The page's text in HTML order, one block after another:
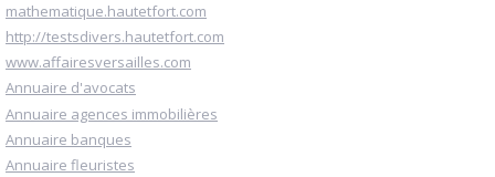
mathematique.hautetfort.com
http://testsdivers.hautetfort.com
www.affairesversailles.com
Annuaire d'avocats
Annuaire agences immobilières
Annuaire banques
Annuaire fleuristes